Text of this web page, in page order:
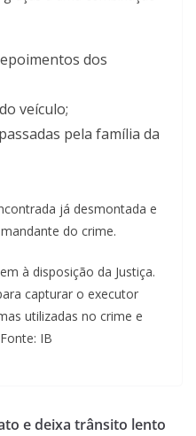
dos
veículo;
pela família da
já desmontada e
do crime.
à disposição da Justiça.
capturar o executor
utilizadas no crime e
IB
e deixa trânsito lento